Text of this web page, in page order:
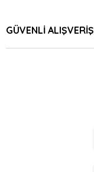
GÜVENLİ ALIŞVERİŞ